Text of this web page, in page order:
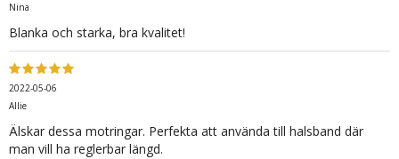
Nina
Blanka och starka, bra kvalitet!
2022-05-06
Allie
Älskar dessa motringar. Perfekta att använda till halsband där
man vill ha reglerbar längd.